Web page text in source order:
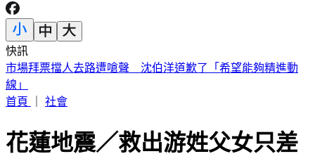
快訊
高雄帥哥公關失聯！房東急進門 驚見他「死亡多時」陳屍屋
內
首頁
社會
花蓮地震／救出游姓父女只差